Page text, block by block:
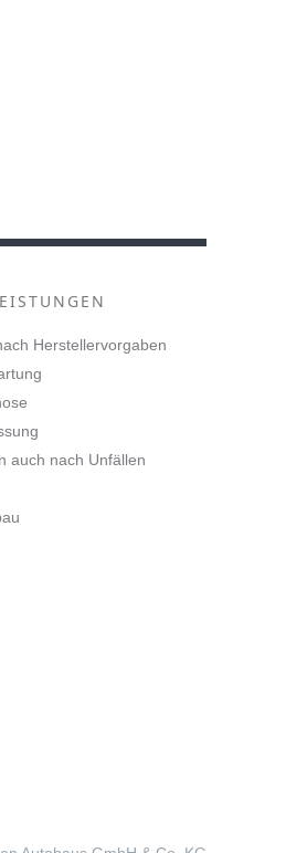
Herstellervorgaben
auch nach Unfällen